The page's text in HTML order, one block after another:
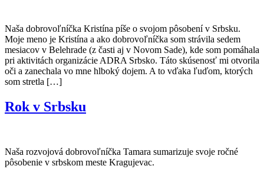
Naša dobrovoľníčka Kristína píše o svojom pôsobení v Srbsku.
Moje meno je Kristína a ako dobrovoľníčka som strávila sedem
mesiacov v Belehrade (z časti aj v Novom Sade), kde som pomáhala
pri aktivitách organizácie ADRA Srbsko. Táto skúsenosť mi otvorila
oči a zanechala vo mne hlboký dojem. A to vďaka ľuďom, ktorých
som stretla […]
Rok v Srbsku
Naša rozvojová dobrovoľníčka Tamara sumarizuje svoje ročné
pôsobenie v srbskom meste Kragujevac.